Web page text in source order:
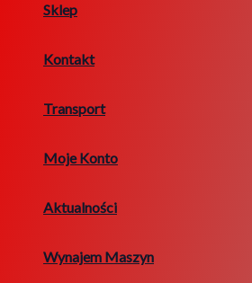
Sklep
Kontakt
Transport
Moje Konto
Aktualności
Wynajem Maszyn